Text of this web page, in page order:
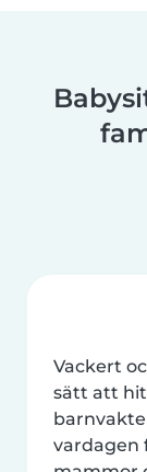
Vackert
sätt att
vardagen